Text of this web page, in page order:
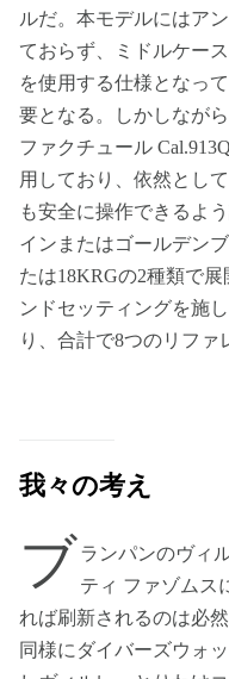
ルだ。本モデルにはア
ておらず、ミドルケー
を使用する仕様となっ
要となる。しかしなが
ファクチュール
用しており、依然とし
も安全に操作できるよ
インまたはゴールデン
たは18KRGの2種類で
ンドセッティングを施
り、合計で8つのリファ
我々の考え
ブ ランパンのヴィ
ティ ファゾムス
れば刷新されるのは必
同様にダイバーズウォ